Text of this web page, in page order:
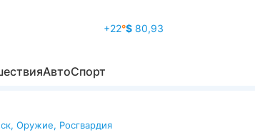
+22°$ 80,93
АвтоСпорт
, Оружие, Росгвардия